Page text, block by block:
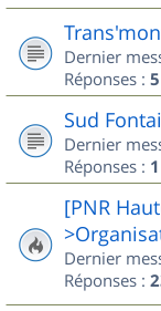
Dernier
Réponses : 5
Sud
Dernier
Réponses : 1
[PNR
Dernier
Réponses :